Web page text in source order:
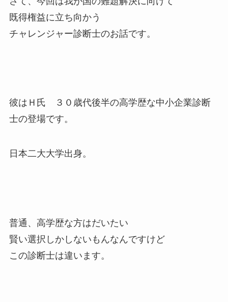
既得権益に立ち向かう
チャレンジャー診断士のお話です。
彼はＨ氏 ３０歳代後半の高学歴な中小企業診断
士の登場です。
日本二大大学出身。
普通、高学歴な方はだいたい
賢い選択しかしないもんなんですけど
この診断士は違います。